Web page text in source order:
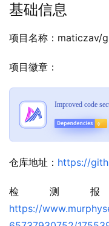
基础信息
项目名称：maticzav/
项目徽章：
仓库地址： https://
检测
https://